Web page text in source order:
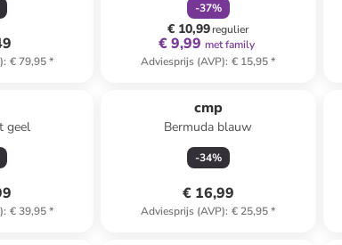
: € 79,95*
-37%
€ 10,99regulier
€ 9,99 met family
Adviesprijs (AVP): € 15,95*
geel
: € 39,95*
cmp
Bermuda blauw
-34%
€ 16,99
Adviesprijs (AVP): € 25,95*